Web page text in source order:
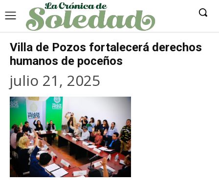
Villa de Pozos fortalecerá derechos
humanos de poceños
julio 21, 2025